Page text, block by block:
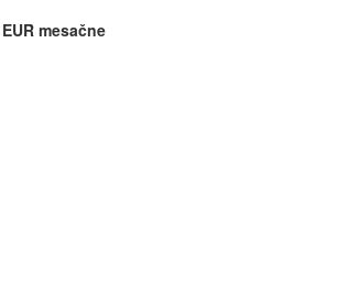
mesačne